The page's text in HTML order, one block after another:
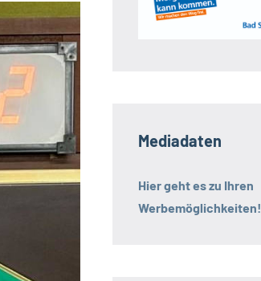
Mediadaten
Hier geht es zu Ihren
Werbemöglichkeiten!